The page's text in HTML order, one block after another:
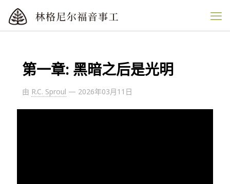
第一章: 黑暗之后是光明
由 R.C. Sproul — 2026年03月11日